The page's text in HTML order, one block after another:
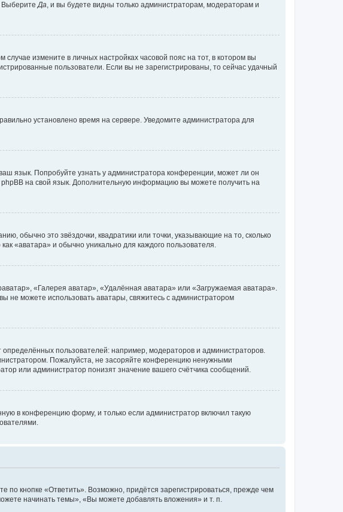
ВыберитеДа, и вы будете видны только администраторам, модераторам и
измените в личных настройках часовой пояс на тот, в котором вы
пользователи. Если вы не зарегистрированы, то сейчас удачный
установлено время на сервере. Уведомите администратора для
язык. Попробуйте узнать у администратора конференции, может ли он
phpBB на свой язык. Дополнительную информацию вы можете получить на
обычно это звёздочки, квадратики или точки, указывающие на то, сколько
«аватара» и обычно уникально для каждого пользователя.
«Галерея аватар», «Удалённая аватара» или «Загружаемая аватара».
не можете использовать аватары, свяжитесь с администратором
пользователей: например, модераторов и администраторов.
Пожалуйста, не засоряйте конференцию ненужными
или администратор понизят значение вашего счётчика сообщений.
в конференцию форму, и только если администратор включил такую
кнопке «Ответить». Возможно, придётся зарегистрироваться, прежде чем
начинать темы», «Вы можете добавлять вложения» и т. п.